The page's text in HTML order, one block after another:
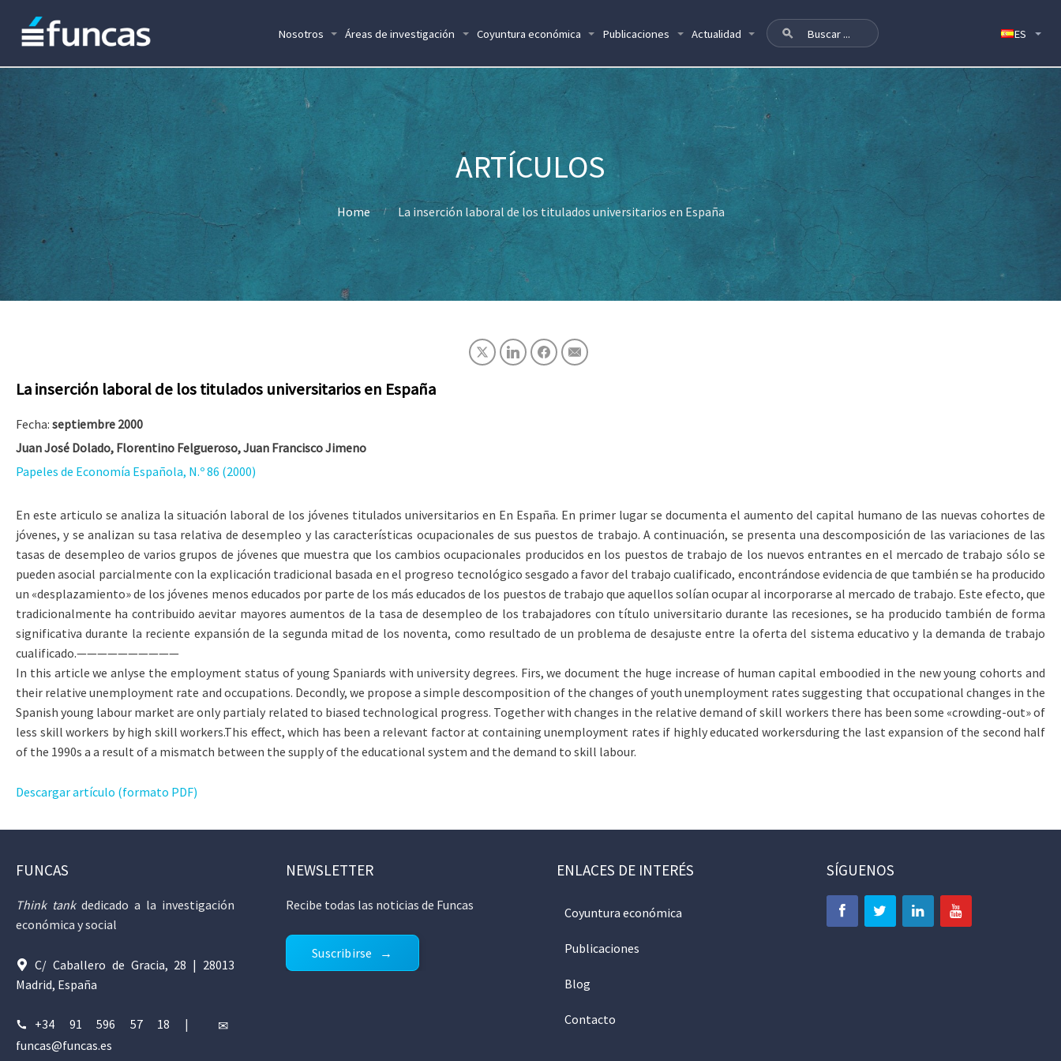
Nosotros Áreas de investigación Coyuntura económica Publicaciones Actualidad
Home La inserción laboral de los titulados universitarios en España
La inserción laboral de los titulados universitarios en España
Fecha: septiembre 2000
Juan José Dolado, Florentino Felgueroso, Juan Francisco Jimeno
Papeles de Economía Española, N.º 86 (2000)
En este articulo se analiza la situación laboral de los jóvenes titulados universitarios en En España. En primer lugar se documenta el aumento del capital humano de las nuevas cohortes de
jóvenes, y se analizan su tasa relativa de desempleo y las características ocupacionales de sus puestos de trabajo. A continuación, se presenta una descomposición de las variaciones de las
tasas de desempleo de varios grupos de jóvenes que muestra que los cambios ocupacionales producidos en los puestos de trabajo de los nuevos entrantes en el mercado de trabajo sólo se
pueden asocial parcialmente con la explicación tradicional basada en el progreso tecnológico sesgado a favor del trabajo cualificado, encontrándose evidencia de que también se ha producido
un «desplazamiento» de los jóvenes menos educados por parte de los más educados de los puestos de trabajo que aquellos solían ocupar al incorporarse al mercado de trabajo. Este efecto, que
tradicionalmente ha contribuido aevitar mayores aumentos de la tasa de desempleo de los trabajadores con título universitario durante las recesiones, se ha producido también de forma
significativa durante la reciente expansión de la segunda mitad de los noventa, como resultado de un problema de desajuste entre la oferta del sistema educativo y la demanda de trabajo
cualificado.——————————
In this article we anlyse the employment status of young Spaniards with university degrees. Firs, we document the huge increase of human capital emboodied in the new young cohorts and
their relative unemployment rate and occupations. Decondly, we propose a simple descomposition of the changes of youth unemployment rates suggesting that occupational changes in the
Spanish young labour market are only partialy related to biased technological progress. Together with changes in the relative demand of skill workers there has been some «crowding-out» of
less skill workers by high skill workers.This effect, which has been a relevant factor at containing unemployment rates if highly educated workersduring the last expansion of the second half
of the 1990s a a result of a mismatch between the supply of the educational system and the demand to skill labour.
Descargar artículo (formato PDF)
FUNCAS
Think tankdedicado a la investigación
económica y social
C/ Caballero de Gracia, 28 | 28013
Madrid, España
+34 91 596 57 18
|
funcas@funcas.es
NEWSLETTER
Recibe todas las noticias de Funcas
Suscribirse
ENLACES DE INTERÉS
Coyuntura económica
Publicaciones
Blog
Contacto
SÍGUENOS